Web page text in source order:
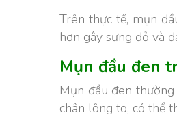
Trên thực tế, mụn
hơn gây sưng đỏ và
Mụn đầu đen
Mụn đầu đen
chân lông to, có thể